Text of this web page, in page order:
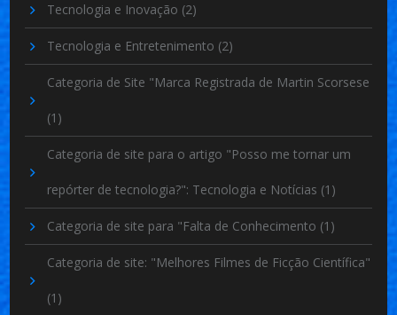
Tecnologia e Inovação (2)
Tecnologia e Entretenimento (2)
Categoria de Site "Marca Registrada de Martin Scorsese
(1)
Categoria de site para o artigo "Posso me tornar um
repórter de tecnologia?": Tecnologia e Notícias (1)
Categoria de site para "Falta de Conhecimento (1)
Categoria de site: "Melhores Filmes de Ficção Científica"
(1)